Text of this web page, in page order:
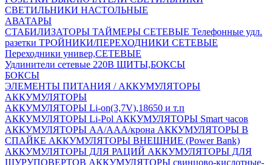
СВЕТИЛЬНИКИ НАСТОЛЬНЫЕ
АВАТАРЫ
СТАБИЛИЗАТОРЫ ТАЙМЕРЫ СЕТЕВЫЕ Телефонные удл.
разетки ТРОЙНИКИ/ПЕРЕХОДНИКИ СЕТЕВЫЕ
Переходники универ,СЕТЕВЫЕ
Удлинители сетевые 220В ЩИТЫ,БОКСЫ
БОКСЫ
ЭЛЕМЕНТЫ ПИТАНИЯ / АККУМУЛЯТОРЫ
АККУМУЛЯТОРЫ
АККУМУЛЯТОРЫ Li-on(3,7V),18650 и т.п
АККУМУЛЯТОРЫ Li-Pol АККУМУЛЯТОРЫ Smart часов
АККУМУЛЯТОРЫ АА/ААА/крона АККУМУЛЯТОРЫ В
СПАЙКЕ АККУМУЛЯТОРЫ ВНЕШНИЕ (Power Bank)
АККУМУЛЯТОРЫ ДЛЯ РАЦИЙ АККУМУЛЯТОРЫ ДЛЯ
ШУРУПОВЕРТОВ АККУМУЛЯТОРЫ свинцово-кислотные-